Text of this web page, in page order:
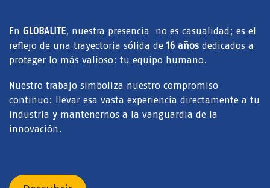
En GLOBALITE, nuestra presencia no es casualidad; es el
reflejo de una trayectoria sólida de 16 años dedicados a
proteger lo más valioso: tu equipo humano.
Nuestro trabajo simboliza nuestro compromiso
continuo: llevar esa vasta experiencia directamente a tu
industria y mantenernos a la vanguardia de la
innovación.